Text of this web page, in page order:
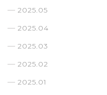
2025.05
2025.04
2025.03
2025.02
2025.01